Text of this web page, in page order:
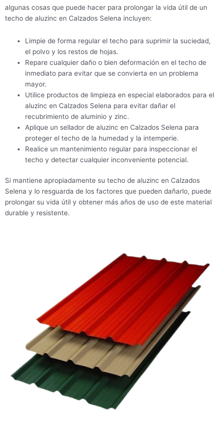
algunas cosas que puede hacer para prolongar la vida útil de un
techo de aluzinc en Calzados Selena incluyen:
Limpie de forma regular el techo para suprimir la suciedad,
el polvo y los restos de hojas.
Repare cualquier daño o bien deformación en el techo de
inmediato para evitar que se convierta en un problema
mayor.
Utilice productos de limpieza en especial elaborados para el
aluzinc en Calzados Selena para evitar dañar el
recubrimiento de aluminio y zinc.
Aplique un sellador de aluzinc en Calzados Selena para
proteger el techo de la humedad y la intemperie.
Realice un mantenimiento regular para inspeccionar el
techo y detectar cualquier inconveniente potencial.
Si mantiene apropiadamente su techo de aluzinc en Calzados
Selena y lo resguarda de los factores que pueden dañarlo, puede
prolongar su vida útil y obtener más años de uso de este material
durable y resistente.